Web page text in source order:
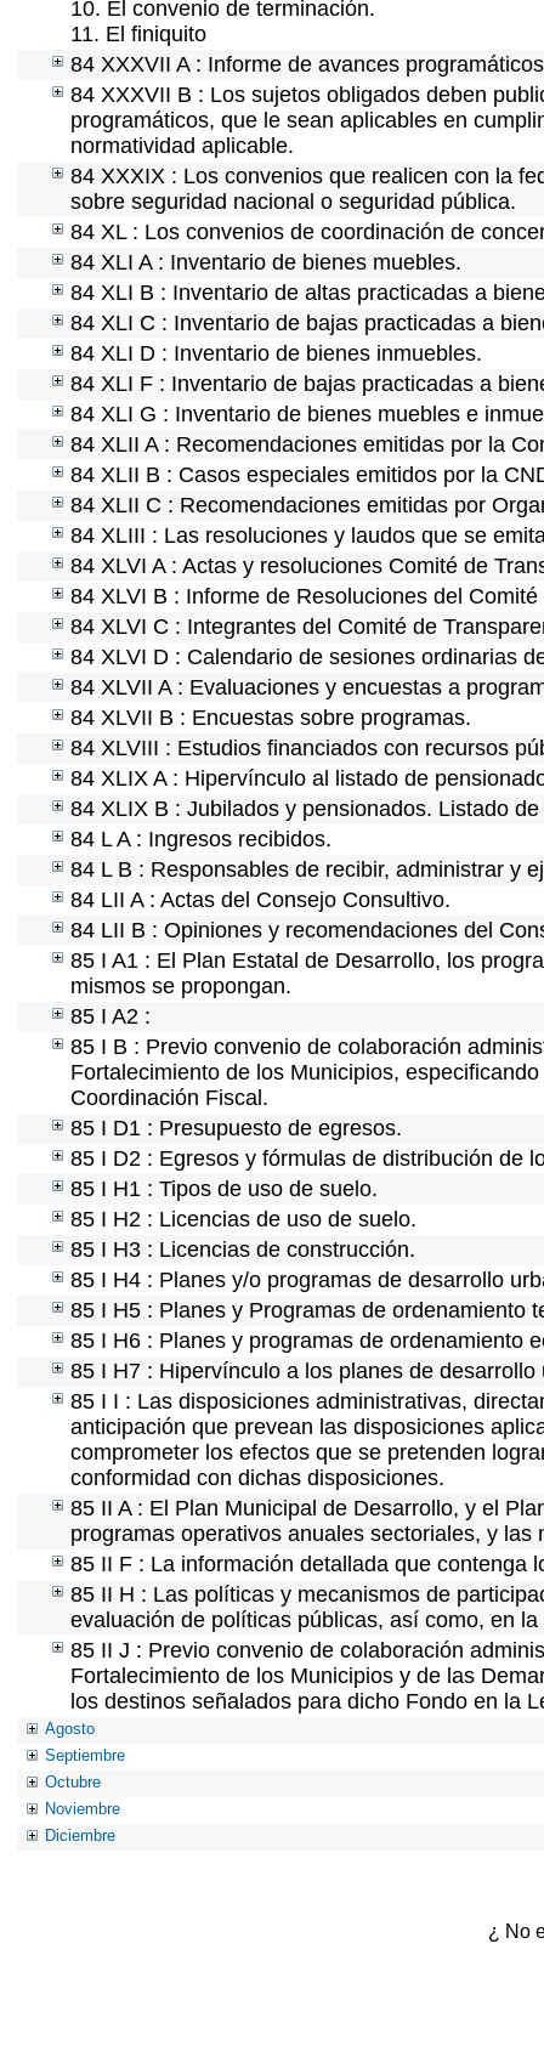
10. El convenio de terminación.
11. El finiquito
84 XXXVII A : Informe de avances
84 XXXVII B : Los sujetos obligados deben
programáticos, que le sean aplicables en
normatividad aplicable.
84 XXXIX : Los convenios que realicen con la
sobre seguridad nacional o seguridad pública.
84 XL : Los convenios de coordinación de
84 XLI A : Inventario de bienes muebles.
84 XLI B : Inventario de altas practicadas a
84 XLI C : Inventario de bajas practicadas a
84 XLI D : Inventario de bienes inmuebles.
84 XLI F : Inventario de bajas practicadas a
84 XLI G : Inventario de bienes muebles e
84 XLII A : Recomendaciones emitidas por la
84 XLII B : Casos especiales emitidos por la
84 XLII C : Recomendaciones emitidas por
84 XLIII : Las resoluciones y laudos que se
84 XLVI A : Actas y resoluciones Comité de
84 XLVI B : Informe de Resoluciones del
84 XLVI C : Integrantes del Comité de
84 XLVI D : Calendario de sesiones ordinarias
84 XLVII A : Evaluaciones y encuestas a
84 XLVII B : Encuestas sobre programas.
84 XLVIII : Estudios financiados con recursos
84 XLIX A : Hipervínculo al listado de
84 XLIX B : Jubilados y pensionados. Listado
84 L A : Ingresos recibidos.
84 L B : Responsables de recibir, administrar y
84 LII A : Actas del Consejo Consultivo.
84 LII B : Opiniones y recomendaciones del
85 I A1 : El Plan Estatal de Desarrollo, los
mismos se propongan.
85 I A2 :
85 I B : Previo convenio de colaboración
Fortalecimiento de los Municipios,
Coordinación Fiscal.
85 I D1 : Presupuesto de egresos.
85 I D2 : Egresos y fórmulas de distribución de
85 I H1 : Tipos de uso de suelo.
85 I H2 : Licencias de uso de suelo.
85 I H3 : Licencias de construcción.
85 I H4 : Planes y/o programas de desarrollo
85 I H5 : Planes y Programas de ordenamiento
85 I H6 : Planes y programas de ordenamiento
85 I H7 : Hipervínculo a los planes de desarrollo
85 I I : Las disposiciones administrativas,
anticipación que prevean las disposiciones
comprometer los efectos que se pretenden
conformidad con dichas disposiciones.
85 II A : El Plan Municipal de Desarrollo, y el
programas operativos anuales sectoriales, y
85 II F : La información detallada que contenga
85 II H : Las políticas y mecanismos de
evaluación de políticas públicas, así como, en
85 II J : Previo convenio de colaboración
Fortalecimiento de los Municipios y de las
los destinos señalados para dicho Fondo en la
Agosto
Septiembre
Octubre
Noviembre
Diciembre
¿ No